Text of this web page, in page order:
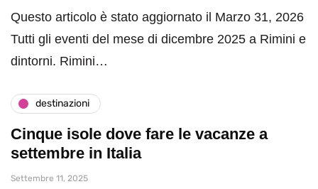
Questo articolo è stato aggiornato il Marzo 31, 2026
Tutti gli eventi del mese di dicembre 2025 a Rimini e
dintorni. Rimini…
destinazioni
Cinque isole dove fare le vacanze a
settembre in Italia
Settembre 11, 2025